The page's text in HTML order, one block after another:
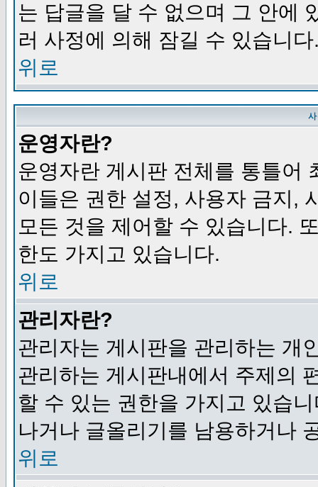
는 답글을 달 수 없으며 그 안에
러 사정에 의해 잠길 수 있습니다
위로
운영자란?
운영자란 게시판 전체를 통틀어
이들은 권한 설정, 사용자 금지,
모든 것을 제어할 수 있습니다.
한도 가지고 있습니다.
위로
관리자란?
관리자는 게시판을 관리하는 개
관리하는 게시판내에서 주제의
할 수 있는 권한을 가지고 있습
나거나 글올리기를 남용하거나
위로